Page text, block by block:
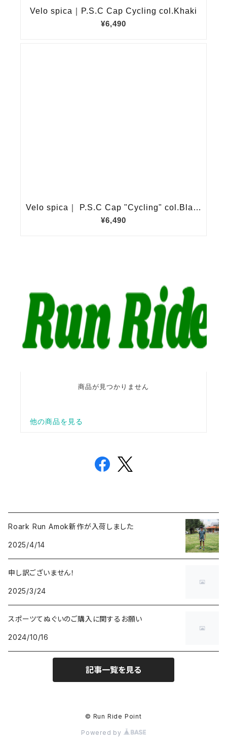
Roark Run Amok新作が入荷しました
2025/4/14
申し訳ございません！
2025/3/24
スポーツてぬぐいのご購入に関するお願い
2024/10/16
記事一覧を見る
© Run Ride Point
Powered by